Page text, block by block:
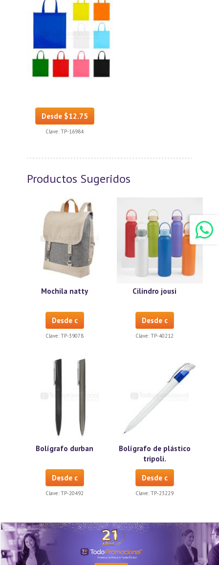
Desde $12.75
Clave: TP-16984
Productos Sugeridos
Mochila natty
Desde c
Clave: TP-39078
Cilindro jousi
Desde c
Clave: TP-40212
Bolígrafo durban
Desde c
Clave: TP-20492
Bolígrafo de plástico
tripoli.
Desde c
Clave: TP-23229